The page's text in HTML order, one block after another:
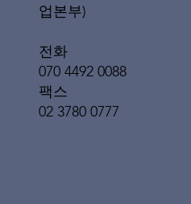
업본부)
전화
070 4492 0088
팩스
02 3780 0777